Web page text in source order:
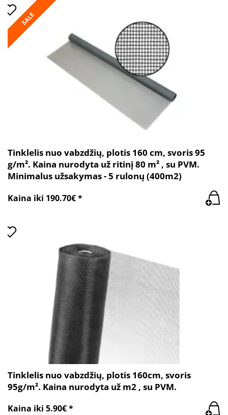
SALE
Tinklelis nuo vabzdžių, plotis 160 cm, svoris 95
g/m². Kaina nurodyta už ritinį 80 m² , su PVM.
Minimalus užsakymas - 5 rulonų (400m2)
Kaina iki 190.70€ *
Tinklelis nuo vabzdžių, plotis 160cm, svoris
95g/m². Kaina nurodyta už m2 , su PVM.
Kaina iki 5.90€ *